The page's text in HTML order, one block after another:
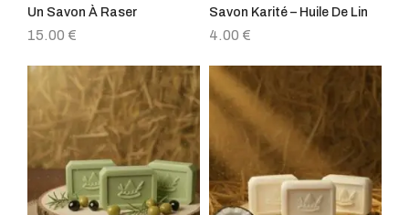
Un Savon À Raser
15.00 €
Savon Karité – Huile De Lin
4.00 €